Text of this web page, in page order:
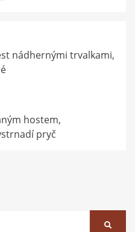
nádhernými trvalkami,
hostem,
pryč